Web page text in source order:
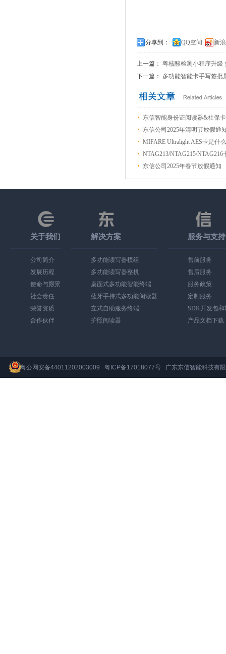
分享到： QQ空间 新
上一篇： 粤核酸检测小程序升级
下一篇： 多功能智能卡手写签批
东信智能身份证阅读器&社保
东信公司2025年清明节放假通
MIFARE Ultralight AES卡是什
NTAG213/NTAG215/NTAG216
东信公司2025年春节放假通知
关于我们
公司简介
发展历程
使命与愿景
社会责任
荣誉资质
合作伙伴
解决方案
多功能读写器模组
多功能读写器整机
桌面式多功能智能终端
蓝牙手持式多功能阅读器
立式自助服务终端
护照阅读器
服务与支持
售前服务
售后服务
服务政策
定制服务
SDK开发包
产品文档下载
粤公网安备44011202003009 粤ICP备17018077号 广东东信智能科技有